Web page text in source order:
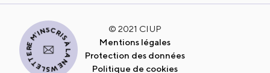
© 2021 CIUP
Mentions légales
Protection des données
Politique de cookies
JE M'INSCRIS À LA NEWSLETTER